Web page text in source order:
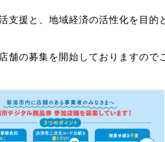
援と、地域経済の活性化を目的
の募集を開始しておりますので